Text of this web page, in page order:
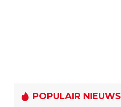
POPULAIR NIEUWS